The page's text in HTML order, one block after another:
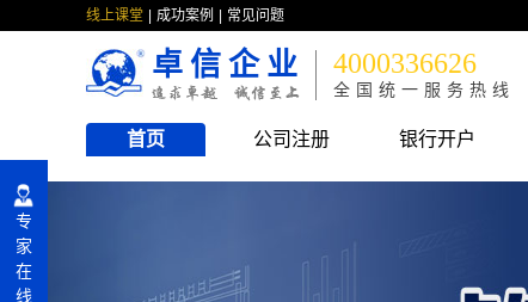
线上课堂 成功案例 常见问题
卓信企业 4000336626
全国统一服务热线
首页 公司注册 银行开户
专
家
在
线